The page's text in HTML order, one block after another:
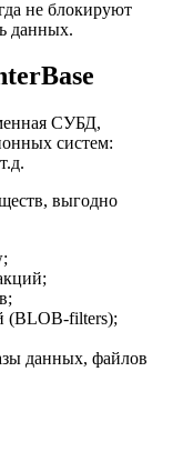
не блокируют
данных.
СУБД,
систем:
выгодно
(BLOB-filters);
данных, файлов